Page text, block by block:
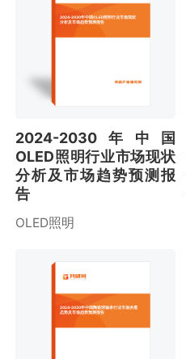
2024-2030年中国OLED照明行业市场现状
分析及市场趋势预测报告
2024-2030年中国
OLED照明行业市场现状
分析及市场趋势预测报
告
OLED照明
2024-2030年中国陶瓷球轴承行业市场供需
态势及市场趋势预测报告